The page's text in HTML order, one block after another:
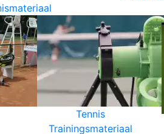
Tennis
Trainingsmateriaal